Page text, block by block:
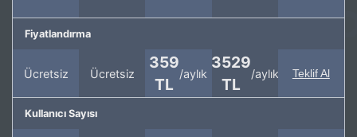
Fiyatlandırma
Ücretsiz Ücretsiz
359
TL
/aylık
3529
TL
/aylık Teklif Al
Kullanıcı Sayısı